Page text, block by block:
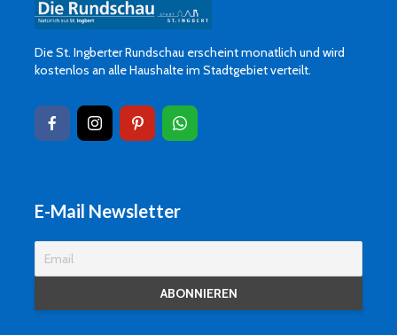
Die St. Ingberter Rundschau erscheint monatlich und wird
kostenlos an alle Haushalte im Stadtgebiet verteilt.
E-Mail Newsletter